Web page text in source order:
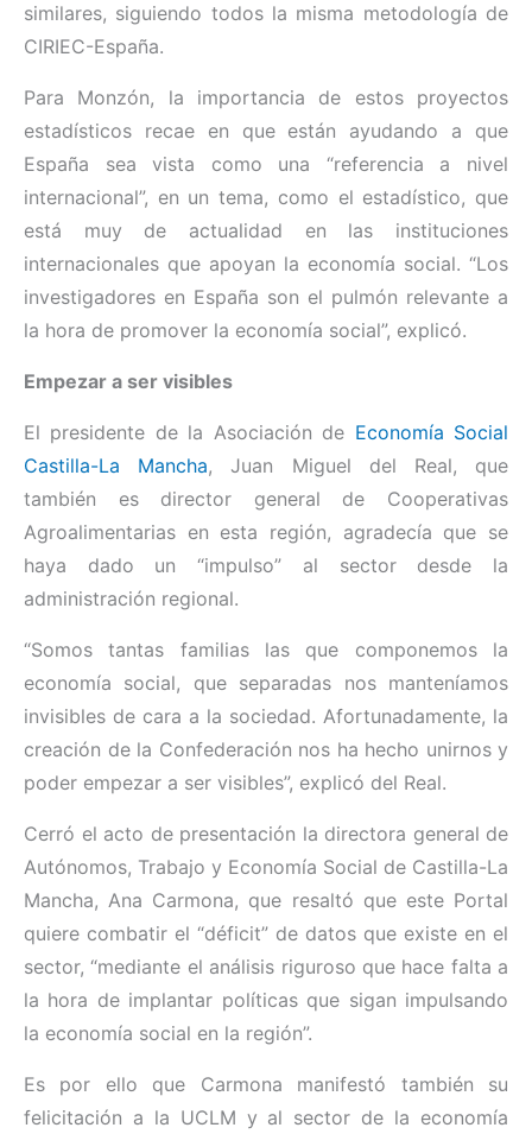
similares, siguiendo todos la misma metodología de
CIRIEC-España.
Para Monzón, la importancia de estos proyectos
estadísticos recae en que están ayudando a que
España sea vista como una “referencia a nivel
internacional”, en un tema, como el estadístico, que
está muy de actualidad en las instituciones
internacionales que apoyan la economía social. “Los
investigadores en España son el pulmón relevante a
la hora de promover la economía social”, explicó.
Empezar a ser visibles
El presidente de la Asociación de Economía Social
Castilla-La Mancha, Juan Miguel del Real, que
también es director general de Cooperativas
Agroalimentarias en esta región, agradecía que se
haya dado un “impulso” al sector desde la
administración regional.
“Somos tantas familias las que componemos la
economía social, que separadas nos manteníamos
invisibles de cara a la sociedad. Afortunadamente, la
creación de la Confederación nos ha hecho unirnos y
poder empezar a ser visibles”, explicó del Real.
Cerró el acto de presentación la directora general de
Autónomos, Trabajo y Economía Social de Castilla-La
Mancha, Ana Carmona, que resaltó que este Portal
quiere combatir el “déficit” de datos que existe en el
sector, “mediante el análisis riguroso que hace falta a
la hora de implantar políticas que sigan impulsando
la economía social en la región”.
Es por ello que Carmona manifestó también su
felicitación a la UCLM y al sector de la economía